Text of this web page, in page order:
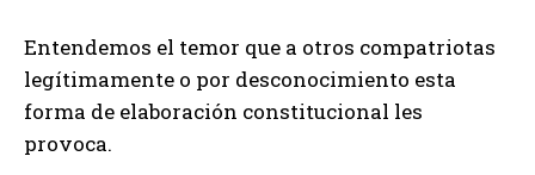
Entendemos el temor que a otros compatriotas
legítimamente o por desconocimiento esta
forma de elaboración constitucional les
provoca.